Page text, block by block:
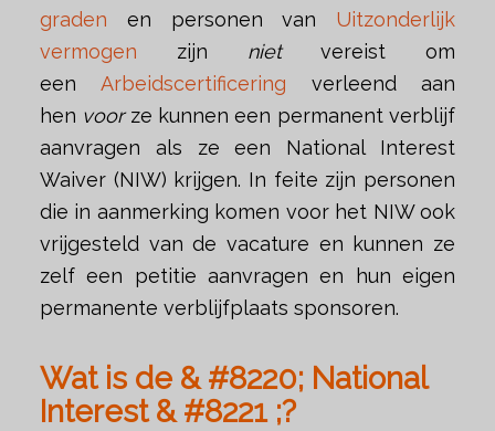
graden en personen van Uitzonderlijk
vermogen zijn nietvereist om
eenArbeidscertificering verleend aan
hen voorze kunnen een permanent verblijf
aanvragen als ze een National Interest
Waiver (NIW) krijgen. In feite zijn personen
die in aanmerking komen voor het NIW ook
vrijgesteld van de vacature en kunnen ze
zelf een petitie aanvragen en hun eigen
permanente verblijfplaats sponsoren.
Wat is de & #8220; National
Interest & #8221 ;?